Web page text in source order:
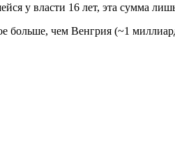
у власти 16 лет, эта сумма
больше, чем Венгрия (~1